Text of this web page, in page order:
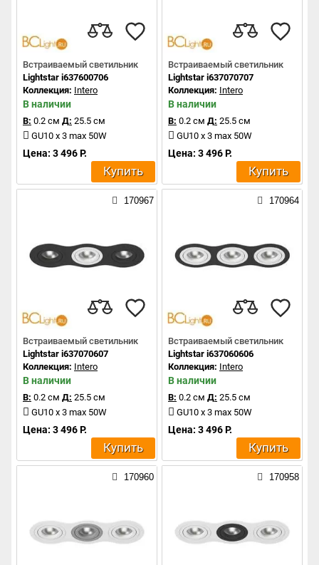
Встраиваемый светильник
Lightstar i637600706
Коллекция: Intero
В наличии
В: 0.2 см Д: 25.5 см
GU10 x 3 max 50W
Цена: 3 496 Р.
Купить
Встраиваемый светильник
Lightstar i637070707
Коллекция: Intero
В наличии
В: 0.2 см Д: 25.5 см
GU10 x 3 max 50W
Цена: 3 496 Р.
Купить
170967
Встраиваемый светильник
Lightstar i637070607
Коллекция: Intero
В наличии
В: 0.2 см Д: 25.5 см
GU10 x 3 max 50W
Цена: 3 496 Р.
Купить
170964
Встраиваемый светильник
Lightstar i637060606
Коллекция: Intero
В наличии
В: 0.2 см Д: 25.5 см
GU10 x 3 max 50W
Цена: 3 496 Р.
Купить
170960 170958